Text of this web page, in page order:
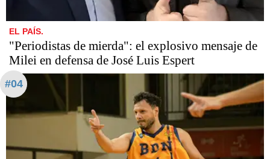
EL PAÍS.
"Periodistas de mierda": el explosivo mensaje de
Milei en defensa de José Luis Espert
#04